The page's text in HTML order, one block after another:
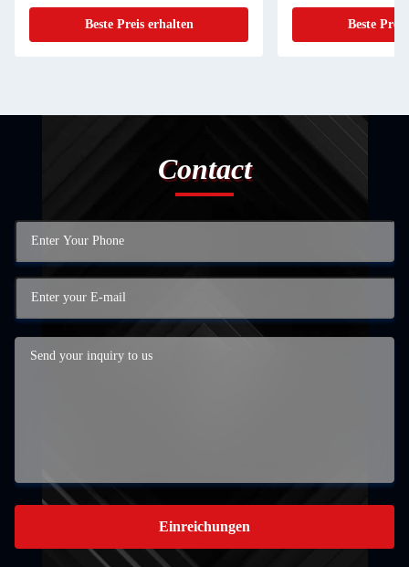
Beste Preis erhalten Beste
Contact
Einreichungen